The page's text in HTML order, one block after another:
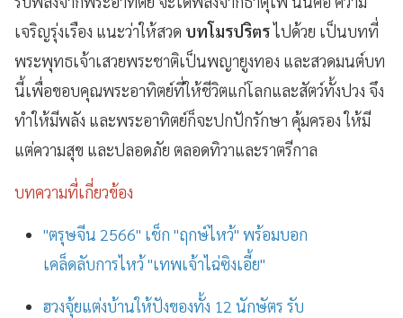
เจริญรุ่งเรือง แนะว่าให้สวด บทโมรปริตรไปด้วย เป็นบทที่
พระพุทธเจ้าเสวยพระชาติเป็นพญายูงทอง และสวดมนต์บท
นี้เพื่อขอบคุณพระอาทิตย์ที่ให้ชีวิตแก่โลกและสัตว์ทั้งปวง จึง
ทำให้มีพลัง และพระอาทิตย์ก็จะปกปักรักษา คุ้มครอง ให้มี
แต่ความสุข และปลอดภัย ตลอดทิวาและราตรีกาล
บทความที่เกี่ยวข้อง
"ตรุษจีน 2566" เช็ก "ฤกษ์ไหว้" พร้อมบอก
เคล็ดลับการไหว้ "เทพเจ้าไฉ่ซิงเอี้ย"
ฮวงจุ้ยแต่งบ้านให้ปังของทั้ง 12 นักษัตร รับ